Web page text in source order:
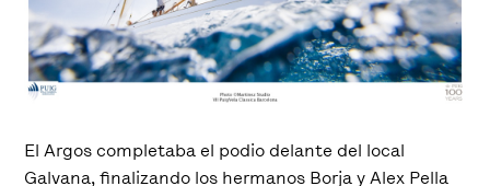
El Argos completaba el podio delante del local
Galvana, finalizando los hermanos Borja y Alex Pella